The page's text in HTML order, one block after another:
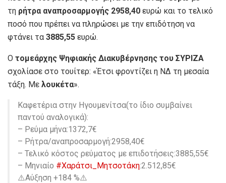
τη ρήτρα αναπροσαρμογής 2958,40 ευρώ και το τελικό
ποσό που πρέπει να πληρώσει με την επιδότηση να
φτάνει τα 3885,55 ευρώ.
Ο τομεάρχης Ψηφιακής Διακυβέρνησης του ΣΥΡΙΖΑ
σχολίασε στο τουίτερ: «Έτσι φροντίζει η ΝΔ τη μεσαία
τάξη. Με λουκέτα».
Καφετέρια στην Ηγουμενίτσα(το ίδιο συμβαίνει
παντού αναλογικά):
– Ρεύμα μήνα:1372,7€
– Ρήτρα/αναπροσαρμογή:2958,40€
– Τελικό κόστος ρεύματος με επιδοτήσεις:3885,55€
– Μηνιαίο #Χαράτσι_Μητσοτάκη:2.512,85€
⚠️Αύξηση +184 %⚠️